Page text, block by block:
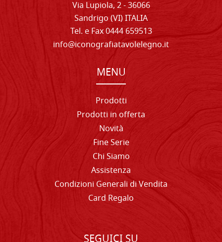
Via Lupiola, 2 - 36066
Sandrigo (VI) ITALIA
Tel. e Fax 0444 659513
info@iconografiatavolelegno.it
MENU
Prodotti
Prodotti in offerta
Novità
Fine Serie
Chi Siamo
Assistenza
Condizioni Generali di Vendita
Card Regalo